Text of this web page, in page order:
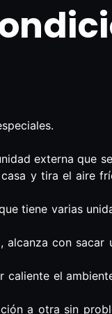
externa que
y tira el aire
tiene varias
con sacar
el
a otra sin